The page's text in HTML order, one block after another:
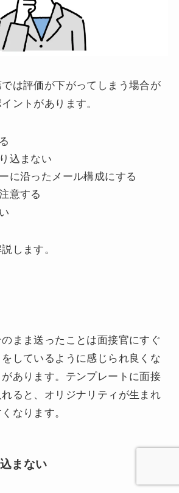
は評価が下がってしまう場合が
ントがあります。
込まない
に沿ったメール構成にする
意する
します。
まま送ったことは面接官にすぐ
しているように感じられ良くな
あります。テンプレートに面接
ると、オリジナリティが生まれ
なります。
まない